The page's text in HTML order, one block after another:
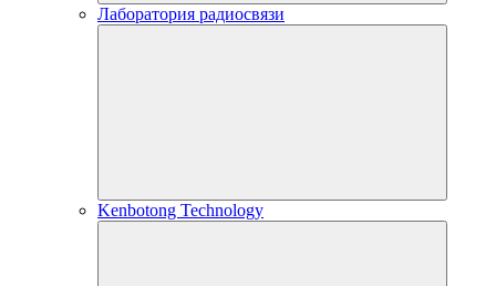
Лаборатория радиосвязи
Kenbotong Technology